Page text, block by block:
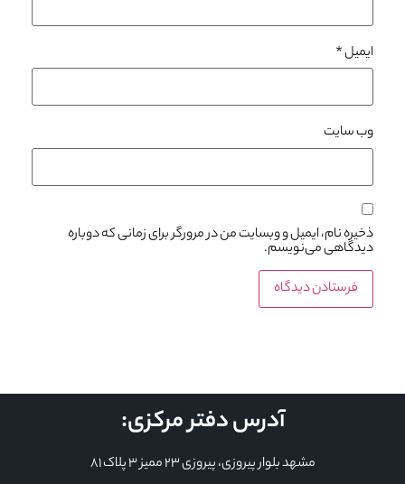
ایمیل*
وب‌ سایت
ذخیره نام، ایمیل و وبسایت من در مرورگر برای زمانی که دوباره
دیدگاهی می‌نویسم.
آدرس دفتر مرکزی:
مشهد بلوار پیروزی، پیروزی 23 ممیز 3 پلاک 81